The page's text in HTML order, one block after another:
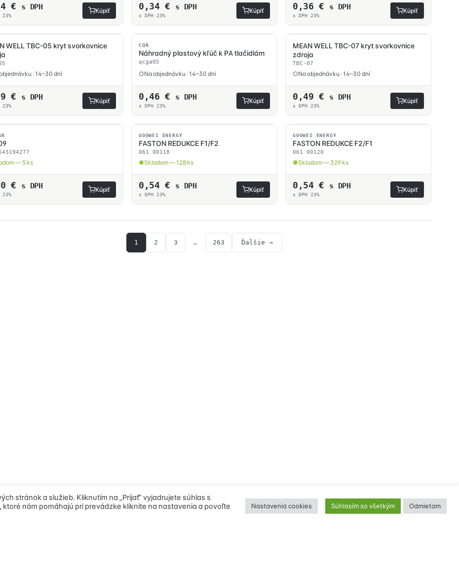
€ s DPH
23%
Kúpiť 0,34€ s DPH
s DPH 23%
Kúpiť 0,36€ s DPH
s DPH 23%
Kúpiť
WELL TBC-05 kryt svorkovnice
· 14–30 dní
€ s DPH
23%
Kúpiť
CQR
Náhradný plastový kľúč k PA tlačidlám
qcga05
Na objednávku · 14–30 dní
0,46€ s DPH
s DPH 23%
Kúpiť
MEAN WELL TBC-07 kryt svorkovnice
zdroja
TBC-07
Na objednávku · 14–30 dní
0,49€ s DPH
s DPH 23%
Kúpiť
— 5 ks
€ s DPH
23%
Kúpiť
SKLADOM
GOOWEI ENERGY
FASTON REDUKCE F1/F2
061 00118
Skladom — 128 ks
0,54€ s DPH
s DPH 23%
Kúpiť
SKLADOM
GOOWEI ENERGY
FASTON REDUKCE F2/F1
061 00120
Skladom — 329 ks
0,54€ s DPH
s DPH 23%
Kúpiť
1 2 3 … 263 Ďalšie →
stránok a služieb. Kliknutím na „Prijať“ vyjadrujete súhlas s
nám pomáhajú pri prevádzke kliknite na nastavenia a povoľte
Nastavenia cookies Súhlasím so všetkým Odmietam